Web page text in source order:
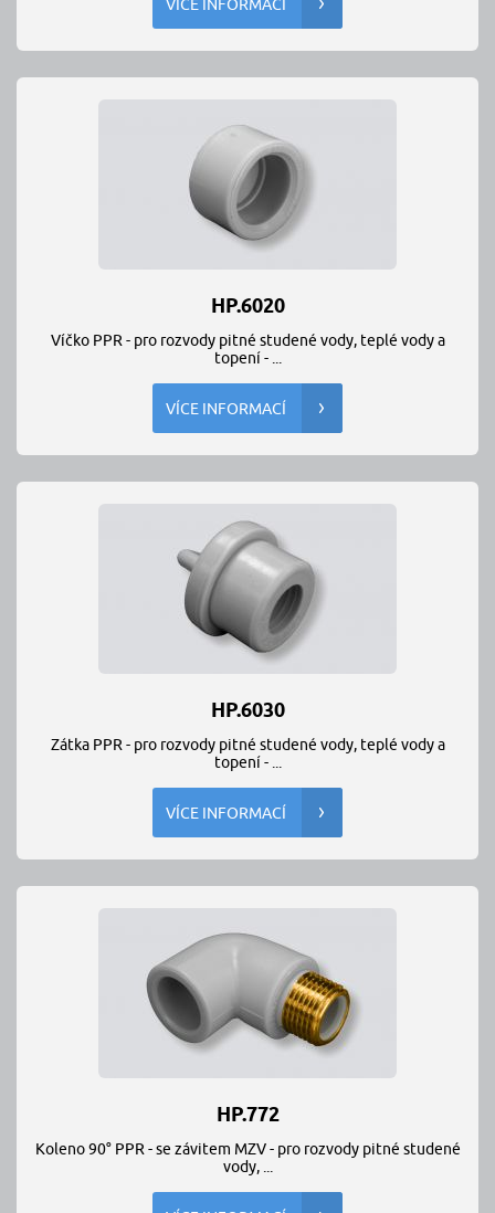
VÍCE INFORMACÍ
HP.6020
Víčko PPR - pro rozvody pitné studené vody, teplé vody a
topení - ...
VÍCE INFORMACÍ
HP.6030
Zátka PPR - pro rozvody pitné studené vody, teplé vody a
topení - ...
VÍCE INFORMACÍ
HP.772
Koleno 90° PPR - se závitem MZV - pro rozvody pitné studené
vody, ...